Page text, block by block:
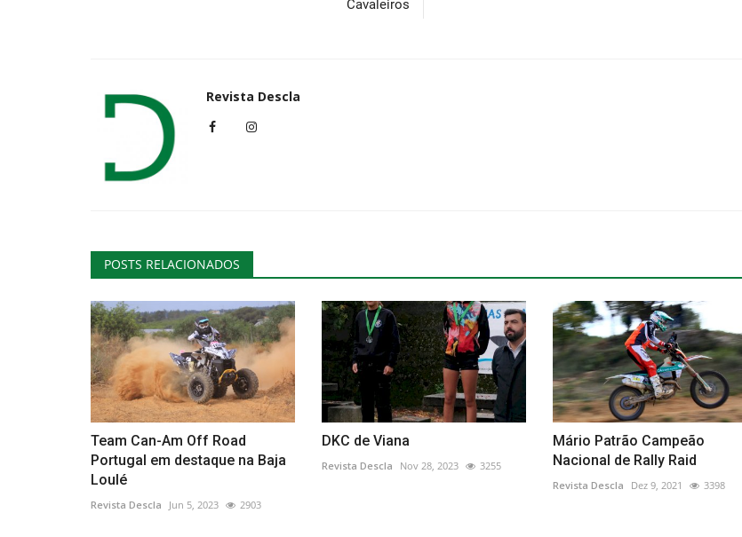
Cavaleiros
Revista Descla
POSTS RELACIONADOS
Team Can-Am Off Road
Portugal em destaque na Baja
Loulé
Revista Descla Jun 5, 2023 2903
DKC de Viana
Revista Descla Nov 28, 2023 3255
Mário Patrão Campeão
Nacional de Rally Raid
Revista Descla Dez 9, 2021 3398
Cultura
Inaugurada a exposição Miscelânea.
Cor, Forma, Traço, pinturas...
Revista Descla Mar 10, 2023 2395
A rainha peixeira
Lino Ramos Fev 1, 2017 6404